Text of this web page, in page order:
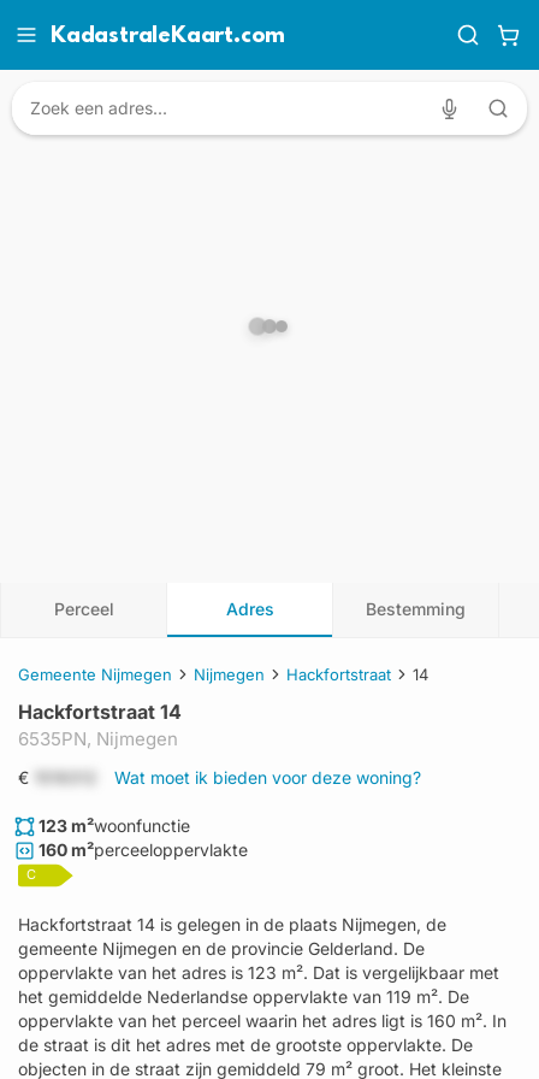
KadastraleKaart.com
Perceel Adres Bestemming
Gemeente Nijmegen Nijmegen Hackfortstraat 14
Hackfortstraat 14
6535PN, Nijmegen
€ Wat moet ik bieden voor deze woning?
123 m²woonfunctie
160 m²perceeloppervlakte
C
Hackfortstraat 14 is gelegen in de plaats Nijmegen, de
gemeente Nijmegen en de provincie Gelderland. De
oppervlakte van het adres is 123 m². Dat is vergelijkbaar met
het gemiddelde Nederlandse oppervlakte van 119 m². De
oppervlakte van het perceel waarin het adres ligt is 160 m². In
de straat is dit het adres met de grootste oppervlakte. De
objecten in de straat zijn gemiddeld 79 m² groot. Het kleinste